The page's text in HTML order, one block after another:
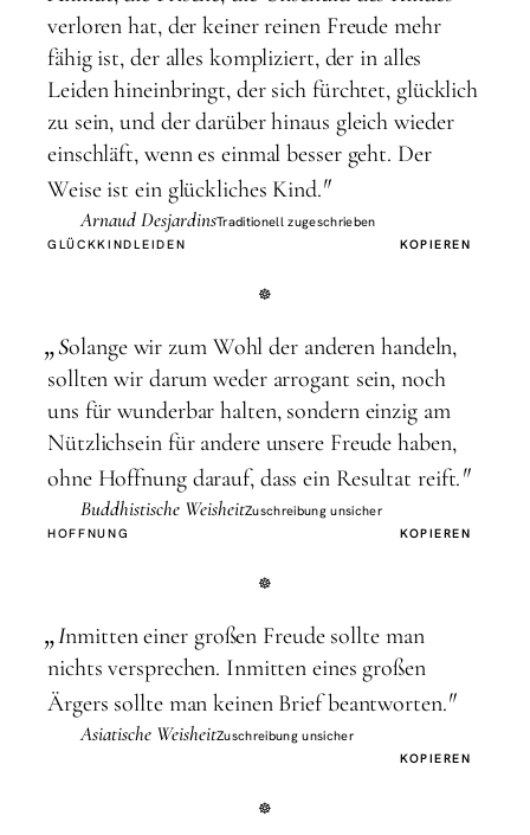
verloren hat, der keiner reinen Freude mehr
fähig ist, der alles kompliziert, der in alles
Leiden hineinbringt, der sich fürchtet, glücklich
zu sein, und der darüber hinaus gleich wieder
einschläft, wenn es einmal besser geht. Der
Weise ist ein glückliches Kind."
Arnaud DesjardinsTraditionell zugeschrieben
GLÜCKKINDLEIDEN KOPIEREN
„Solange wir zum Wohl der anderen handeln,
sollten wir darum weder arrogant sein, noch
uns für wunderbar halten, sondern einzig am
Nützlichsein für andere unsere Freude haben,
ohne Hoffnung darauf, dass ein Resultat reift."
Buddhistische WeisheitZuschreibung unsicher
HOFFNUNG
KOPIEREN
„Inmitten einer großen Freude sollte man
nichts versprechen. Inmitten eines großen
Ärgers sollte man keinen Brief beantworten."
Asiatische WeisheitZuschreibung unsicher
KOPIEREN